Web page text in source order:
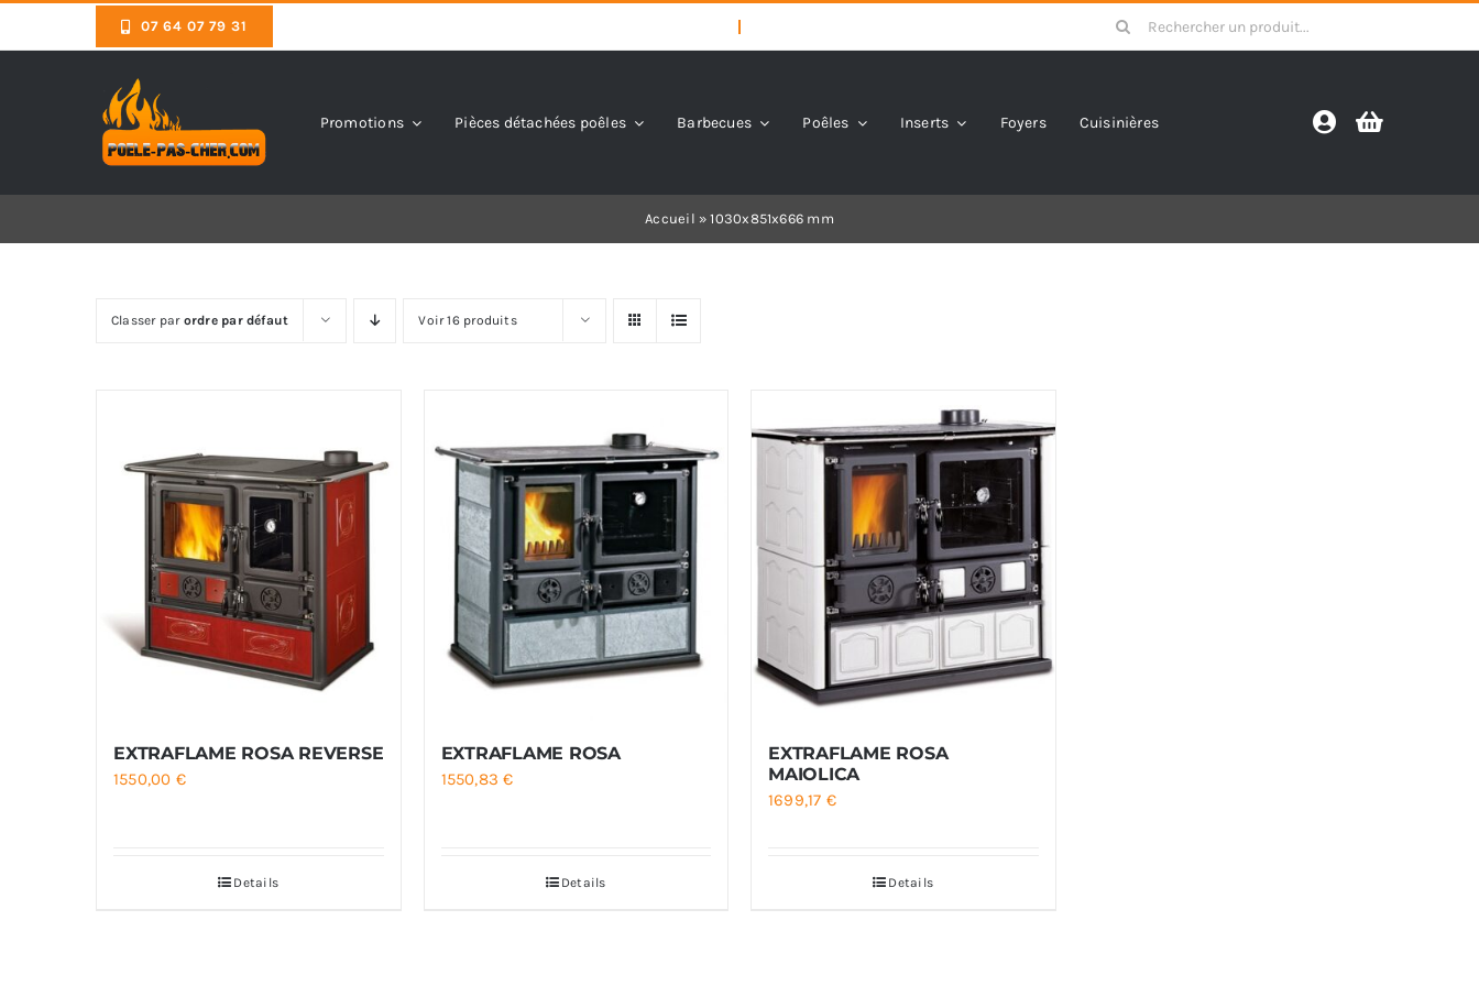
07 64 07 79 31
Search
for:
Promotions Pièces détachées poêles Barbecues Poêles Inserts Foyers Cuisinières
Accueil »1030x851x666 mm
Classer par ordre par défaut Voir 16 produits
EXTRAFLAME ROSA REVERSE
1550,00 €
Details
EXTRAFLAME ROSA
1550,83€
Details
EXTRAFLAME ROSA
MAIOLICA
1699,17 €
Details